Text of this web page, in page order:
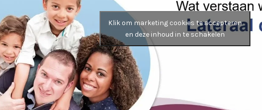
Klik om marketing cookies te accepteren
en deze inhoud in te schakelen